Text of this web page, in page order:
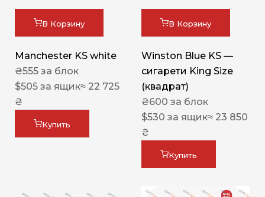
В Корзину
Manchester KS white
₴555 за блок
$505 за ящик≈ 22 725
₴
Купить
В Корзину
Winston Blue KS —
сигарети King Size
(квадрат)
₴600 за блок
$530 за ящик≈ 23 850
₴
Купить